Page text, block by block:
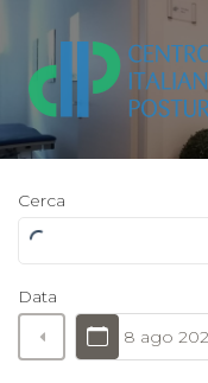
Cerca
Data
8 ago